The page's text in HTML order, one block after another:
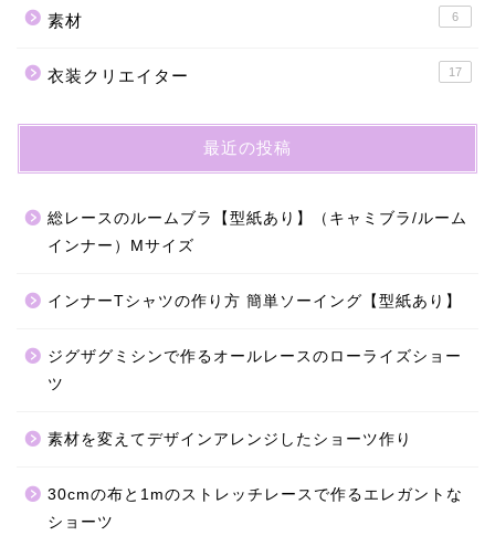
素材 6
衣装クリエイター 17
最近の投稿
総レースのルームブラ【型紙あり】（キャミブラ/ルーム
インナー）Mサイズ
インナーTシャツの作り方 簡単ソーイング【型紙あり】
ジグザグミシンで作るオールレースのローライズショー
ツ
素材を変えてデザインアレンジしたショーツ作り
30cmの布と1mのストレッチレースで作るエレガントな
ショーツ